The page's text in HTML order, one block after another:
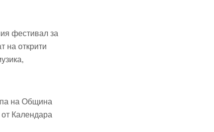
фестивал за
на открити
на Община
Календара